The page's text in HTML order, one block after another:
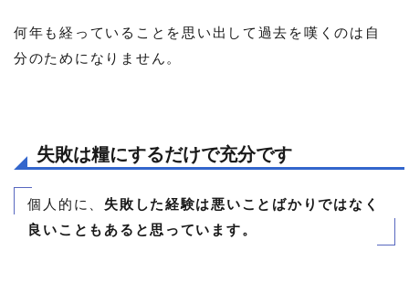
何年も経っていることを思い出して過去を嘆くのは自
分のためになりません。
失敗は糧にするだけで充分です
個人的に、 失敗した経験は悪いことばかりではなく
良いこともあると思っています。